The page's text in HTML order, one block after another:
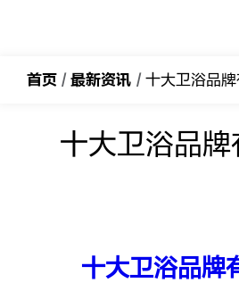
首页 / 最新资讯 /
十大卫浴品
十大卫浴品牌